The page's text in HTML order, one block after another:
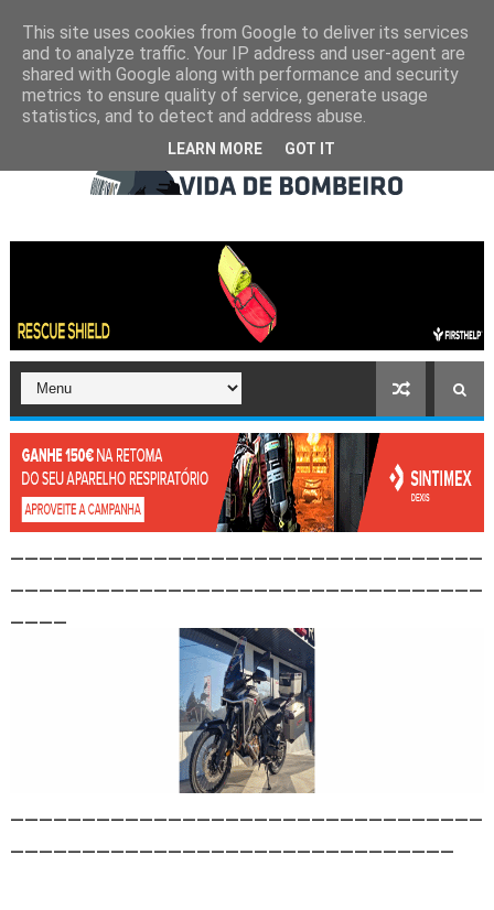
This site uses cookies from Google to deliver its services
and to analyze traffic. Your IP address and user-agent are
shared with Google along with performance and security
metrics to ensure quality of service, generate usage
statistics, and to detect and address abuse.
LEARN MORE GOT IT